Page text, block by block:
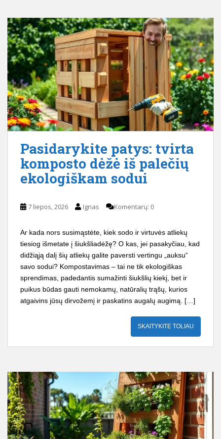
Pasidarykite patys: tvirta
komposto dėžė iš palečių
ekologiškam sodui
7 liepos, 2026 Ignas Komentarų: 0
Ar kada nors susimąstėte, kiek sodo ir virtuvės atliekų
tiesiog išmetate į šiukšliadėžę? O kas, jei pasakyčiau, kad
didžiąją dalį šių atliekų galite paversti vertingu „auksu“
savo sodui? Kompostavimas – tai ne tik ekologiškas
sprendimas, padedantis sumažinti šiukšlių kiekį, bet ir
puikus būdas gauti nemokamų, natūralių trąšų, kurios
atgaivins jūsų dirvožemį ir paskatins augalų augimą. […]
SKAITYKITE TOLIAU